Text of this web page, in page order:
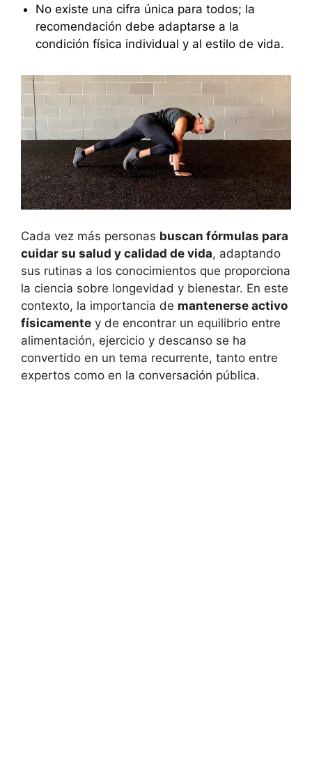
No existe una cifra única para todos; la
recomendación debe adaptarse a la
condición física individual y al estilo de vida.
Cada vez más personas buscan fórmulas para
cuidar su salud y calidad de vida, adaptando
sus rutinas a los conocimientos que proporciona
la ciencia sobre longevidad y bienestar. En este
contexto, la importancia de mantenerse activo
físicamente y de encontrar un equilibrio entre
alimentación, ejercicio y descanso se ha
convertido en un tema recurrente, tanto entre
expertos como en la conversación pública.